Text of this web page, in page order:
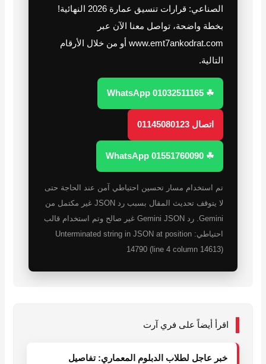
الصناعي: قرارات تنسيق عمارة 2026 النهائية!
بخطة واضحة، تواصل معنا الآن عبر
www.emt7ankodrat.com أو من خلال الأرقام
التالية.
☘ WhatsApp 01032511165
اتصال 01145080123
☘ WhatsApp 01551760090
تم استخدام مسار تحسين احتياطي آمن عند الحاجة حتى
لا يتوقف تحديث المقال بسبب رد JSON غير مكتمل من
Gemini. رد Gemini JSON غير صالح وتم استخدام قالب
احتياطي: Unterminated string in JSON at position
14790 (line 4 column 14613)
اقرأ أيضاً على فري آرت
خبر عاجل لطلاب الدبلوم المعماري: تفاصيل